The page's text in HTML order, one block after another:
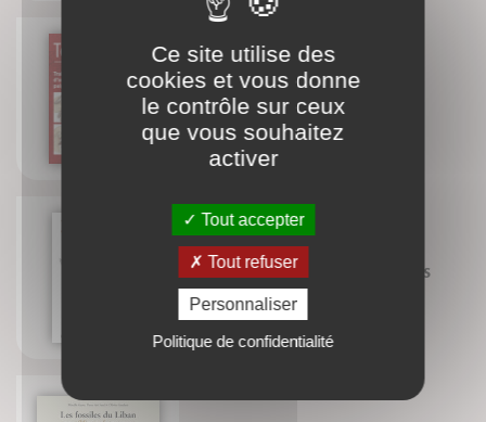
Topoguide du corps humain -
Troisième édition
Andrew Biel
Trésors alimentaires des Andes
Dr. G. Guillaume
Ce site utilise des
cookies et vous donne
le contrôle sur ceux
que vous souhaitez
activer
Tout accepter
Tout refuser
Personnaliser
Politique de confidentialité